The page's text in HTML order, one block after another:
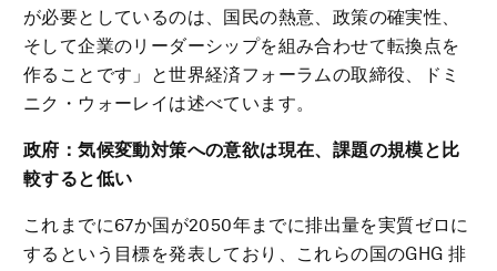
が必要としているのは、国民の熱意、政策の確実性、
そして企業のリーダーシップを組み合わせて転換点を
作ることです」と世界経済フォーラムの取締役、ドミ
ニク・ウォーレイは述べています。
政府：気候変動対策への意欲は現在、課題の規模と比
較すると低い
これまでに67か国が2050年までに排出量を実質ゼロに
するという目標を発表しており、これらの国のGHG 排